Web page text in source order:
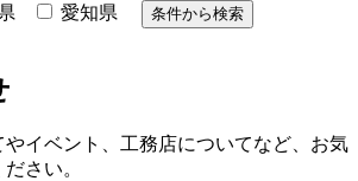
愛知県
イベント、工務店についてなど、お気
さい。